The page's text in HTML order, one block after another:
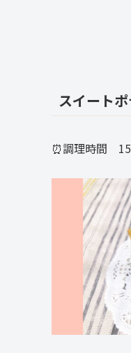
スイート
⏰調理時間